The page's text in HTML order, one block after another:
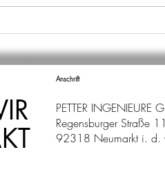
EURO
Anschrift
PETTER INGENIEURE
Regensburger Straße
92318 Neumarkt i. d.